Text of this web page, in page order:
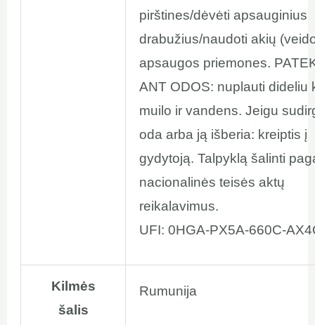
pirštines/dėvėti apsauginius
drabužius/naudoti akių
apsaugos priemones.
ANT ODOS: nuplauti dideliu
muilo ir vandens. Jeigu
oda arba ją išberia: kreiptis į
gydytoją. Talpyklą šalinti
nacionalinės teisės aktų
reikalavimus.
UFI: 0HGA-PX5A-660C-
Kilmės
šalis
Rumunija